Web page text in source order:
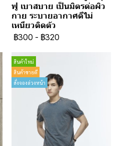
ฟู เบาสบาย เป็นมิตรต่อผิว
กาย ระบายอากาศดีไม่
เหนียวติดตัว
฿300 - ฿320
สินค้าใหม่
สินค้าขายดี
สั่งจองล่วงหน้า